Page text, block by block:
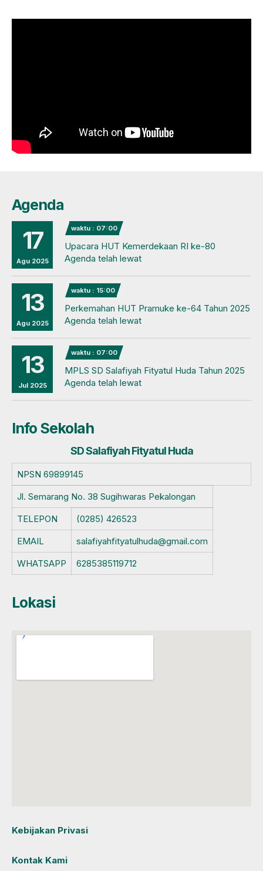
Agenda
17
Agu 2025
waktu : 07:00
Upacara HUT Kemerdekaan RI ke-80
Agenda telah lewat
13
Agu 2025
waktu : 15:00
Perkemahan HUT Pramuke ke-64 Tahun 2025
Agenda telah lewat
13
Jul 2025
waktu : 07:00
MPLS SD Salafiyah Fityatul Huda Tahun 2025
Agenda telah lewat
Info Sekolah
SD Salafiyah Fityatul Huda
NPSN 69899145
Jl. Semarang No. 38 Sugihwaras Pekalongan
TELEPON
(0285) 426523
EMAIL
salafiyahfityatulhuda@gmail.com
WHATSAPP
6285385119712
Lokasi
Kebijakan Privasi
Kontak Kami